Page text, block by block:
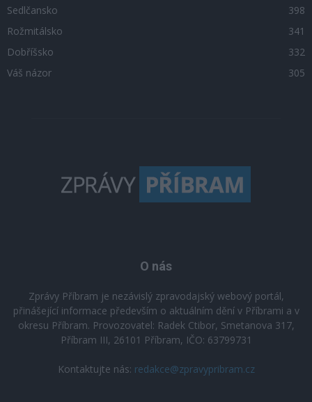
Sedlčansko
398
Rožmitálsko
341
Dobříšsko
332
Váš názor
305
O nás
Zprávy Příbram je nezávislý zpravodajský webový portál,
přinášející informace především o aktuálním dění v Příbrami a v
okresu Příbram. Provozovatel: Radek Ctibor, Smetanova 317,
Příbram III, 26101 Příbram, IČO: 63799731
Kontaktujte nás: redakce@zpravypribram.cz